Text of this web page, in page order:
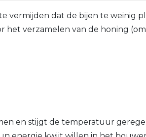
vermijden dat de bijen te weinig
verzamelen van de honing
en stijgt de temperatuur